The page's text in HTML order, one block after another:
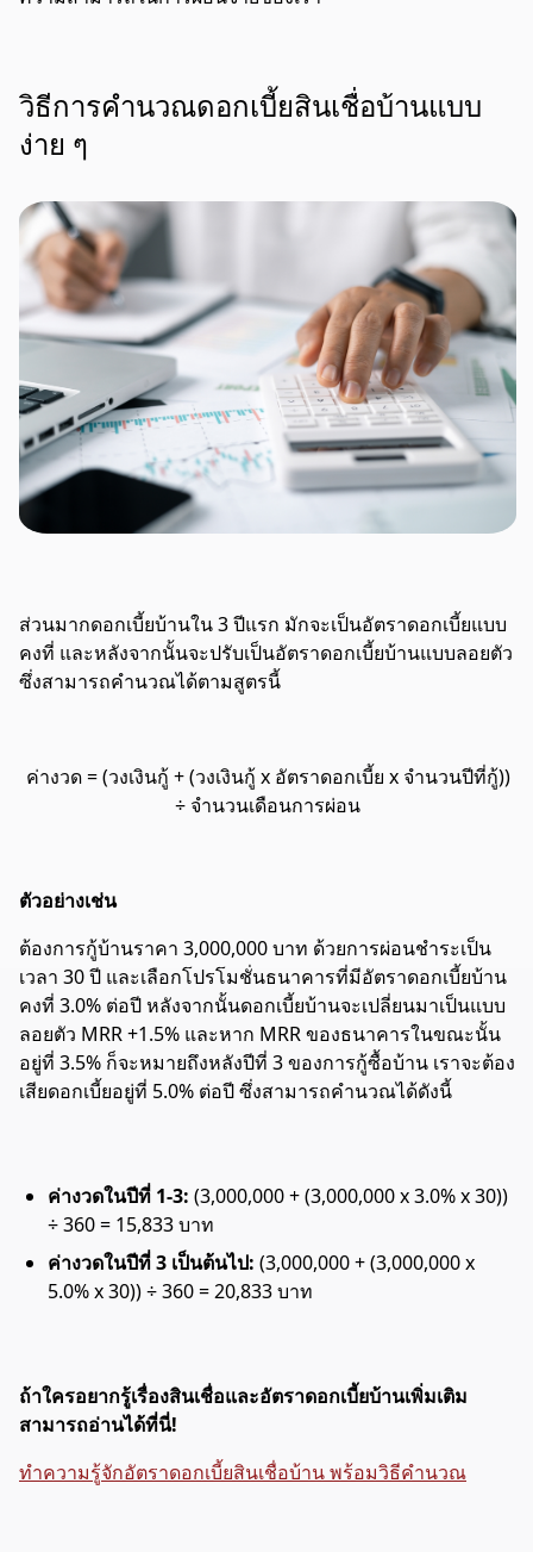
วิธีการคำนวณดอกเบี้ยสินเชื่อบ้านแบบ
ง่าย ๆ
ส่วนมากดอกเบี้ยบ้านใน 3 ปีแรก มักจะเป็นอัตราดอกเบี้ยแบบ
คงที่ และหลังจากนั้นจะปรับเป็นอัตราดอกเบี้ยบ้านแบบลอยตัว
ซึ่งสามารถคำนวณได้ตามสูตรนี้
ค่างวด = (วงเงินกู้ + (วงเงินกู้ x อัตราดอกเบี้ย x จำนวนปีที่กู้))
÷ จำนวนเดือนการผ่อน
ตัวอย่างเช่น
ต้องการกู้บ้านราคา 3,000,000 บาท ด้วยการผ่อนชำระเป็น
เวลา 30 ปี และเลือกโปรโมชั่นธนาคารที่มีอัตราดอกเบี้ยบ้าน
คงที่ 3.0% ต่อปี หลังจากนั้นดอกเบี้ยบ้านจะเปลี่ยนมาเป็นแบบ
ลอยตัว MRR +1.5% และหาก MRR ของธนาคารในขณะนั้น
อยู่ที่ 3.5% ก็จะหมายถึงหลังปีที่ 3 ของการกู้ซื้อบ้าน เราจะต้อง
เสียดอกเบี้ยอยู่ที่ 5.0% ต่อปี ซึ่งสามารถคำนวณได้ดังนี้
ค่างวดในปีที่ 1-3: (3,000,000 + (3,000,000 x 3.0% x 30))
÷ 360 = 15,833 บาท
ค่างวดในปีที่ 3 เป็นต้นไป: (3,000,000 + (3,000,000 x
5.0% x 30)) ÷ 360 = 20,833 บาท
ถ้าใครอยากรู้เรื่องสินเชื่อและอัตราดอกเบี้ยบ้านเพิ่มเติม
สามารถอ่านได้ที่นี่!
ทำความรู้จักอัตราดอกเบี้ยสินเชื่อบ้าน พร้อมวิธีคำนวณ